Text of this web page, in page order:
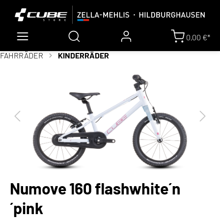
0,00 €*
FAHRRÄDER
KINDERRÄDER
Numove 160 flashwhite´n
´pink